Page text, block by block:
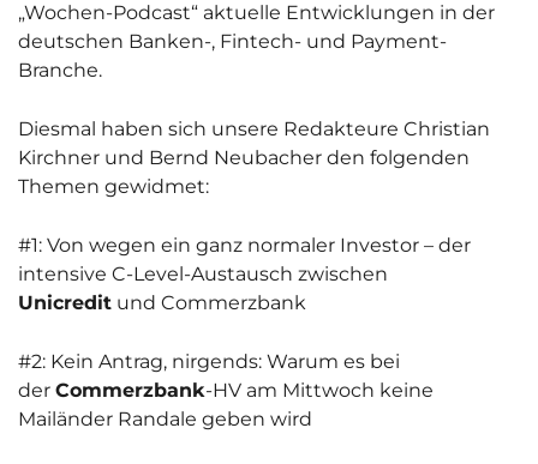
„Wochen-Podcast“ aktuelle Entwicklungen in der
deutschen Banken-, Fintech- und Payment-
Branche.
Diesmal haben sich unsere Redakteure Christian
Kirchner und Bernd Neubacher den folgenden
Themen gewidmet:
#1: Von wegen ein ganz normaler Investor – der
intensive C-Level-Austausch zwischen
Unicredit und Commerzbank
#2: Kein Antrag, nirgends: Warum es bei
der Commerzbank-HV am Mittwoch keine
Mailänder Randale geben wird